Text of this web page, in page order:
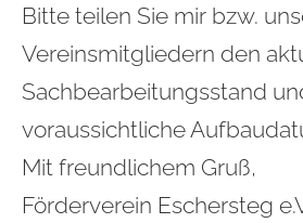
Bitte teilen Sie mir bzw.
Vereinsmitgliedern den
Sachbearbeitungsstand
voraussichtliche
Mit freundlichem Gruß,
Förderverein Eschersteg